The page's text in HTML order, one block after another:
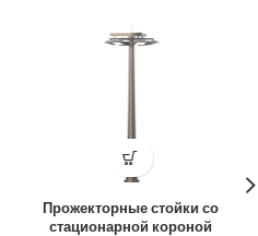
Прожекторные стойки со
стационарной короной